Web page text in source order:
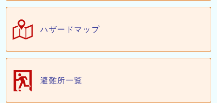
ハザードマップ
避難所一覧